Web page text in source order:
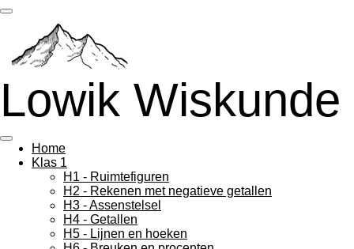
Ga
de
hoofdinhoud
Lowik Wiskunde
Home
Klas 1
H1 - Ruimtefiguren
H2 - Rekenen met negatieve getallen
H3 - Assenstelsel
H4 - Getallen
H5 - Lijnen en hoeken